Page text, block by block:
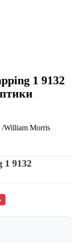
1 9132
/William Morris
9132